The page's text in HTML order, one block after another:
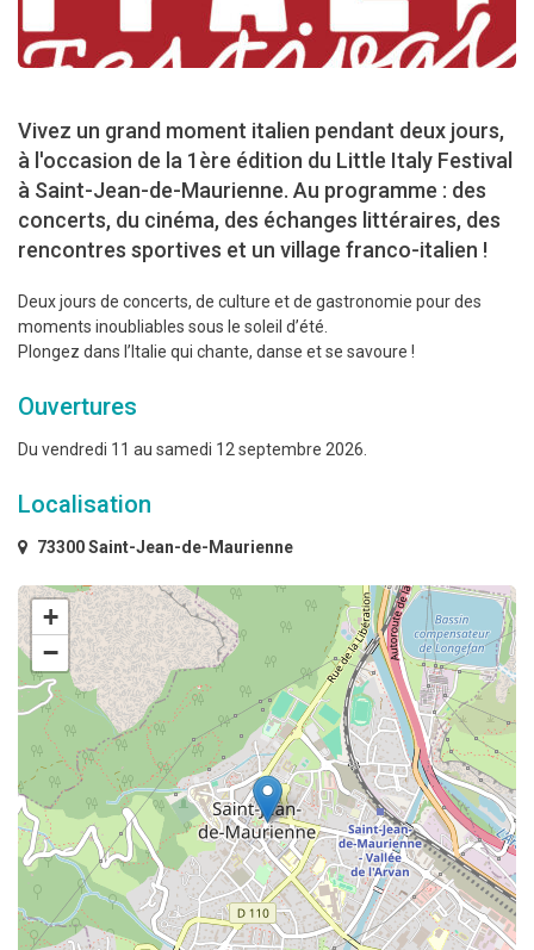
Vivez un grand moment italien pendant deux jours,
à l'occasion de la 1ère édition du Little Italy Festival
à Saint-Jean-de-Maurienne. Au programme : des
concerts, du cinéma, des échanges littéraires, des
rencontres sportives et un village franco-italien !
Deux jours de concerts, de culture et de gastronomie pour des
moments inoubliables sous le soleil d’été.
Plongez dans l’Italie qui chante, danse et se savoure !
Ouvertures
Du vendredi 11 au samedi 12 septembre 2026.
Localisation
73300 Saint-Jean-de-Maurienne
+
−